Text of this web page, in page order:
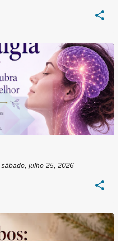
sábado, julho 25, 2026